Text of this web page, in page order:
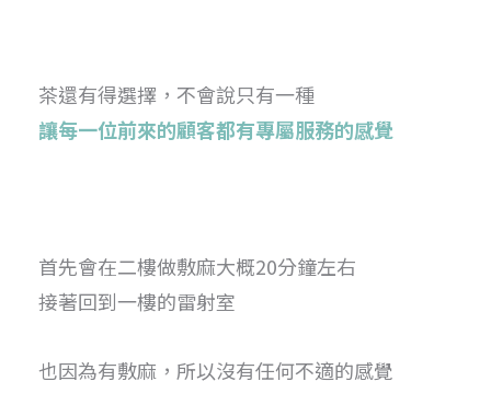
茶還有得選擇，不會說只有一種
讓每一位前來的顧客都有專屬服務的感覺
首先會在二樓做敷麻大概20分鐘左右
接著回到一樓的雷射室
也因為有敷麻，所以沒有任何不適的感覺